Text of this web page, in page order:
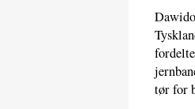
tør for